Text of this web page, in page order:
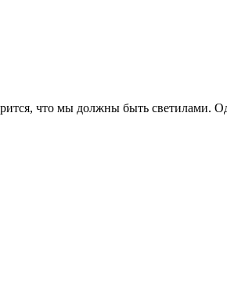
что мы должны быть светилами.